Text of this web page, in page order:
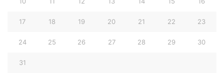
17 18 19 20 21 22 23
24 25 26 27 28 29 30
31